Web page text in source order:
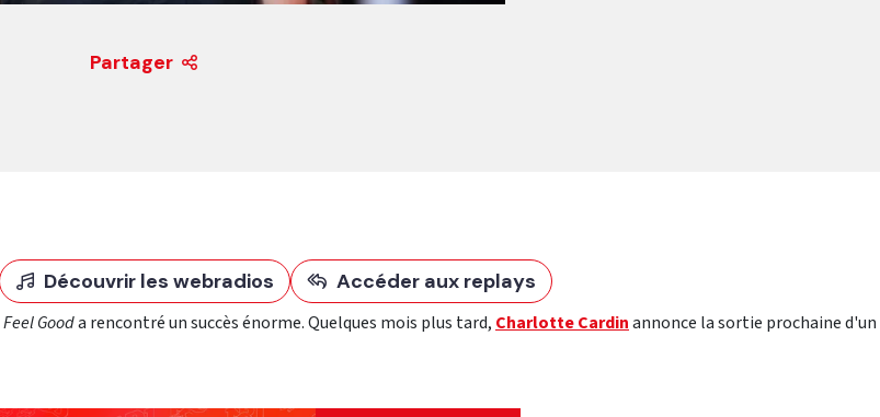
Partager
Découvrir les webradios Accéder aux replays
Feel Gooda rencontré un succès énorme. Quelques mois plus tard, Charlotte Cardinannonce la sortie prochaine d'un